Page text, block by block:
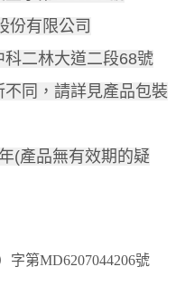
份有限公司
二林大道二段68號
同，請詳見產品包裝
(產品無有效期的疑
字第MD6207044206號